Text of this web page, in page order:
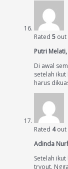
Rated 5 out
Putri Melati,
Di awal
setelah
harus
Rated 4out
Adinda
Setelah
tryout.